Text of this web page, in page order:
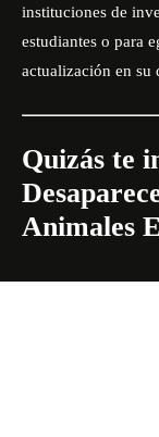
instituciones de
estudiantes o para
actualización en su
Quizás te
Des
Animales